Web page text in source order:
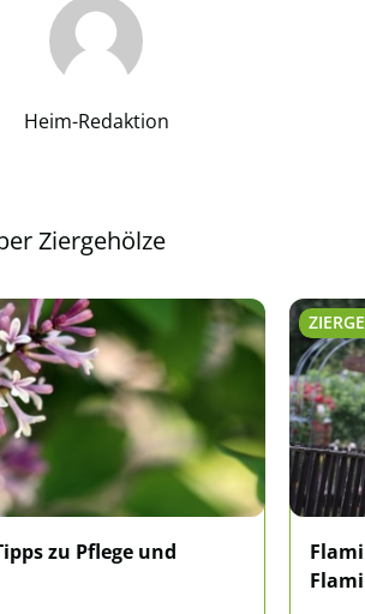
Heim-Redaktion
Ziergehölze
zu Pflege und